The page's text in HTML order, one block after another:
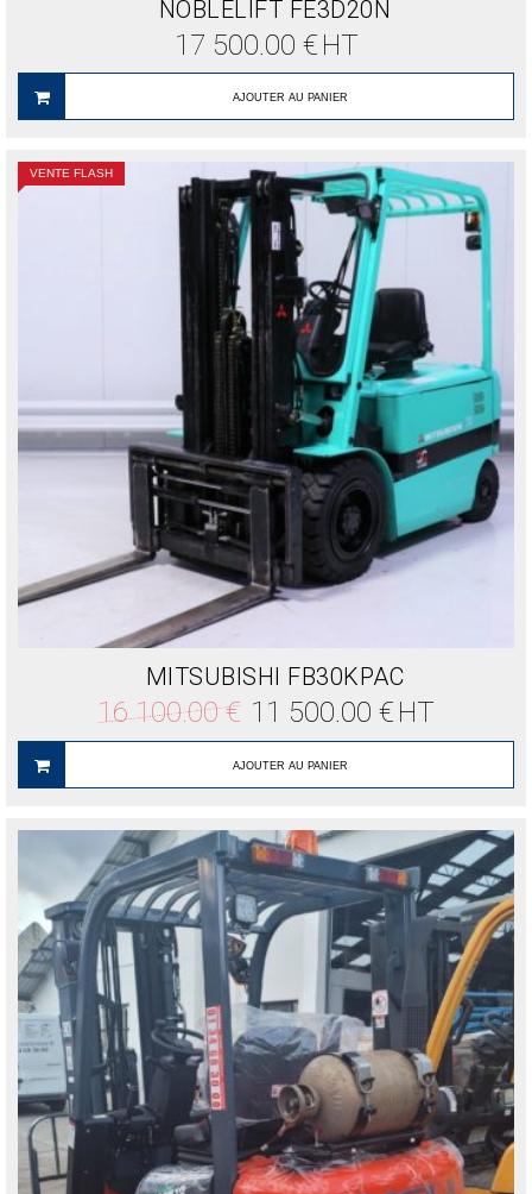
NOBLELIFT FE3D20N
17 500.00 € HT
AJOUTER AU PANIER
VENTE FLASH
MITSUBISHI FB30KPAC
16 100.00€
Le
prix
initial
était :
16
11 500.00 € Le
prix
actuel
11
HT
AJOUTER AU PANIER